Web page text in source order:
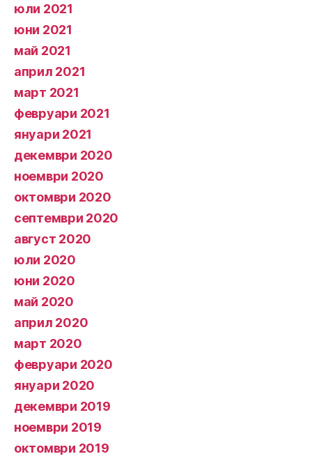
юли 2021
юни 2021
май 2021
април 2021
март 2021
февруари 2021
януари 2021
декември 2020
ноември 2020
октомври 2020
септември 2020
август 2020
юли 2020
юни 2020
май 2020
април 2020
март 2020
февруари 2020
януари 2020
декември 2019
ноември 2019
октомври 2019